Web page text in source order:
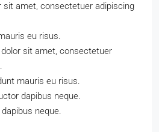
sit amet, consectetuer adipiscing
eu risus.
sit amet, consectetuer
mauris eu risus.
dapibus neque.
neque.